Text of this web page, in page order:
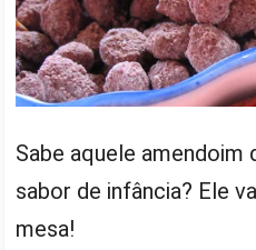
Sabe aquele
sabor de infância? Ele
mesa!